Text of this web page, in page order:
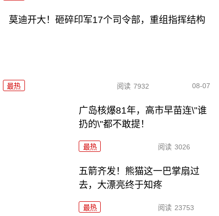
莫迪开大！砸碎印军17个司令部，重组指挥结构
最热 阅读 7932 08-07
广岛核爆81年，高市早苗连\"谁
扔的\"都不敢提！
最热 阅读 3026
五箭齐发！熊猫这一巴掌扇过
去，大漂亮终于知疼
最热 阅读 23753